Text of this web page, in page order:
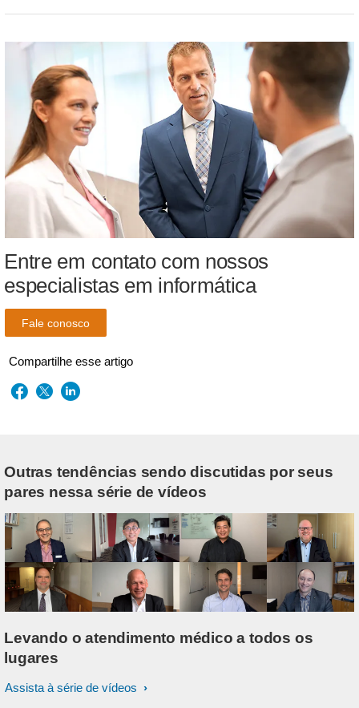
Entre em contato com nossos
especialistas em informática
Fale conosco
Compartilhe esse artigo
Outras tendências sendo discutidas por seus
pares nessa série de vídeos
Levando o atendimento médico a todos os
lugares
Assista à série de vídeos